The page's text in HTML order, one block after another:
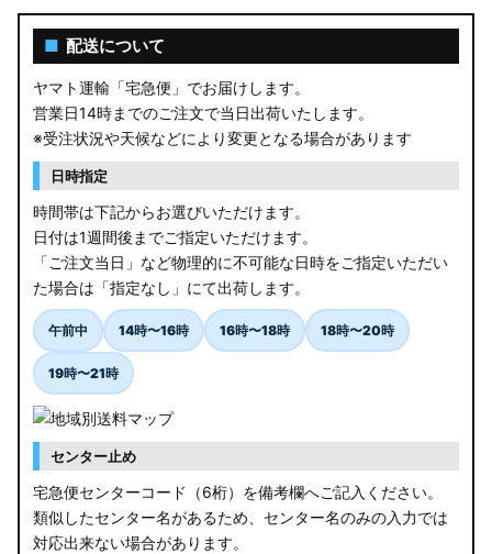
■ 配送について
ヤマト運輸「宅急便」でお届けします。
営業日14時までのご注文で当日出荷いたします。
※受注状況や天候などにより変更となる場合があります
日時指定
時間帯は下記からお選びいただけます。
日付は1週間後までご指定いただけます。
「ご注文当日」など物理的に不可能な日時をご指定いただい
た場合は「指定なし」にて出荷します。
午前中 14時〜16時 16時〜18時 18時〜20時
19時〜21時
センター止め
宅急便センターコード（6桁）を備考欄へご記入ください。
類似したセンター名があるため、センター名のみの入力では
対応出来ない場合があります。